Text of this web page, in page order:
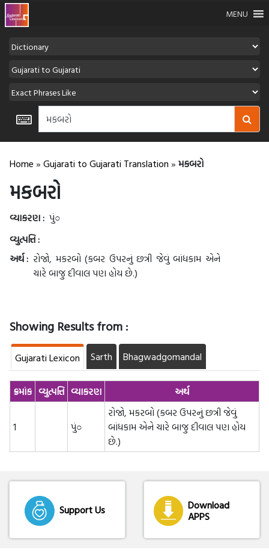
MENU
Home » Gujarati to Gujarati Translation » મકબરો
મકબરો
વ્યાકરણ : પું○
વ્યુત્પત્તિ :
અર્થ : રોજો, મકરબો (કબર ઉપરનું છત્રી જેવું બાંધકામ એને
ચારે બાજુ દીવાલ પણ હોય છે.)
Showing Results from :
Gujarati Lexicon Sarth Bhagwadgomandal
ક્રમાંક વ્યુત્પત્તિ વ્યાકરણ અર્થ
1 પું○
રોજો, મકરબો (કબર ઉપરનું છત્રી જેવું
બાંધકામ એને ચારે બાજુ દીવાલ પણ હોય
છે.)
Support Us Download
APPS